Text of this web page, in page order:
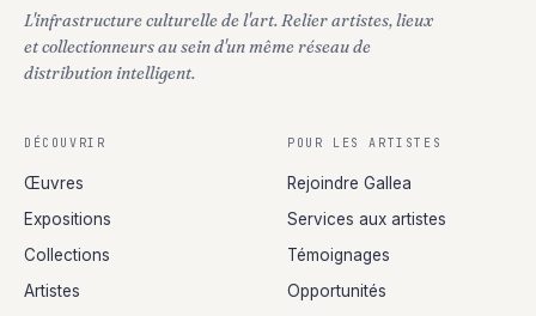
L'infrastructure culturelle de l'art. Relier artistes, lieux
et collectionneurs au sein d'un même réseau de
distribution intelligent.
DÉCOUVRIR
Œuvres
Expositions
Collections
Artistes
POUR LES ARTISTES
Rejoindre Gallea
Services aux artistes
Témoignages
Opportunités